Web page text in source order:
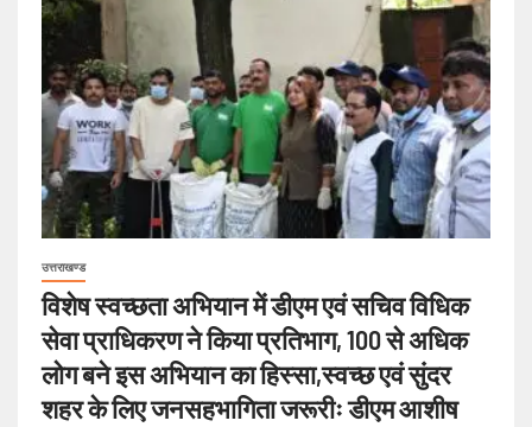
उत्तराखण्ड
विशेष स्वच्छता अभियान में डीएम एवं सचिव विधिक
सेवा प्राधिकरण ने किया प्रतिभाग, 100 से अधिक
लोग बने इस अभियान का हिस्सा,स्वच्छ एवं सुंदर
शहर के लिए जनसहभागिता जरूरीः डीएम आशीष